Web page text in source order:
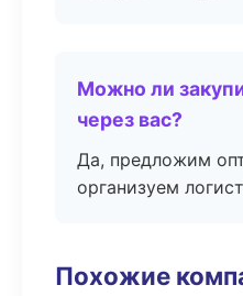
Можно ли
через вас?
Да, предложим
организуем
Похожие